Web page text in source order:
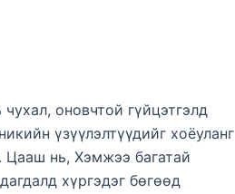
оновчтой гүйцэтгэлд
үзүүлэлтүүдийг хоёуланг
Цааш нь, Хэмжээ багатай
хүргэдэг бөгөөд